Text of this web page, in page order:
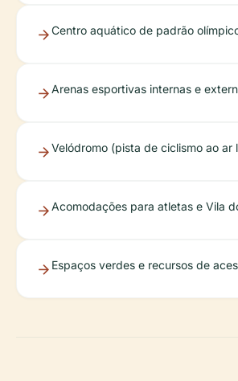
Centro aquático de padrão
Arenas esportivas internas e
Velódromo (pista de ciclismo ao ar
Acomodações para atletas e Vila
Espaços verdes e recursos de